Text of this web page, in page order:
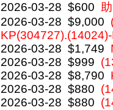
2026-03-28 $600
2026-03-28 $9,000
2026-03-28 $1,749
2026-03-28 $999
2026-03-28 $8,790
2026-03-28 $880
2026-03-28 $880